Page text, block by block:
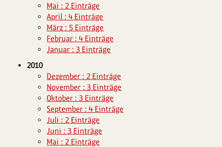
Mai : 2 Einträge
April : 4 Einträge
März : 5 Einträge
Februar : 4 Einträge
Januar : 3 Einträge
2010
Dezember : 2 Einträge
November : 3 Einträge
Oktober : 3 Einträge
September : 4 Einträge
Juli : 2 Einträge
Juni : 3 Einträge
Mai : 2 Einträge